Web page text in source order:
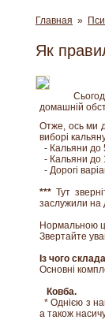
Главная »
Як
домашній
Отже, ось ми
виборі
- Кальяни до
- Кальяни до
- Дорогі
*** Тут
заслужили на
Нормальною
Звертайте
Із чого
Основні
Ковба.
* Однією з
а також